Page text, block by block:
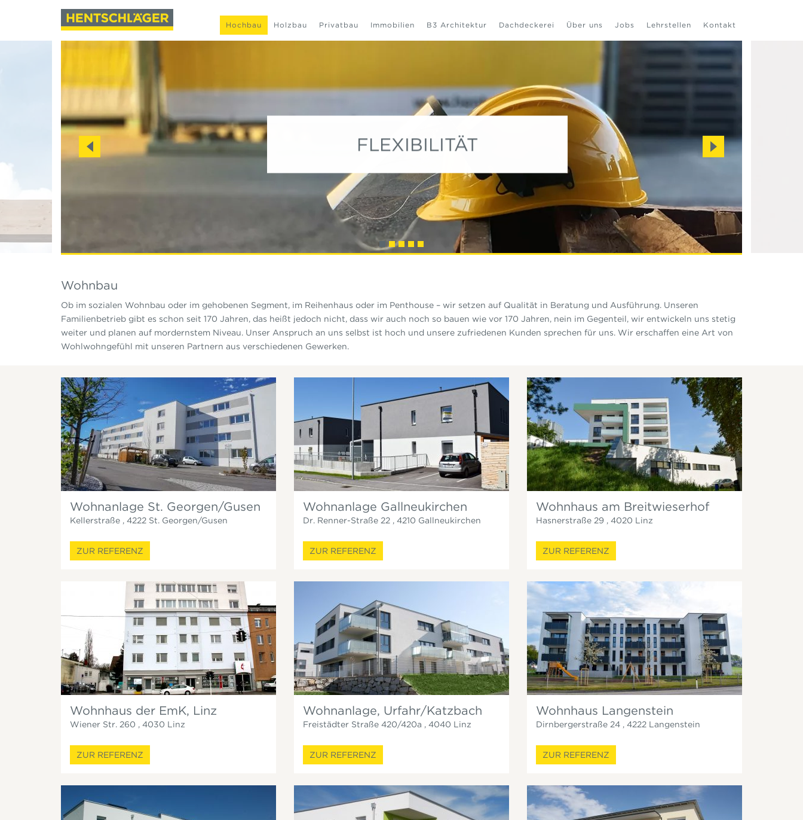
Hochbau Holzbau Privatbau Immobilien B3 Architektur Dachdeckerei Über uns Jobs Lehrstellen Kontakt
FLEXIBILITÄT
Wohnbau
Ob im sozialen Wohnbau oder im gehobenen Segment, im Reihenhaus oder im Penthouse – wir setzen auf Qualität in Beratung und Ausführung. Unseren
Familienbetrieb gibt es schon seit 170 Jahren, das heißt jedoch nicht, dass wir auch noch so bauen wie vor 170 Jahren, nein im Gegenteil, wir entwickeln uns stetig
weiter und planen auf mordernstem Niveau. Unser Anspruch an uns selbst ist hoch und unsere zufriedenen Kunden sprechen für uns. Wir erschaffen eine Art von
Wohlwohngefühl mit unseren Partnern aus verschiedenen Gewerken.
Wohnanlage St. Georgen/Gusen
Kellerstraße , 4222 St. Georgen/Gusen
ZUR REFERENZ
Wohnanlage Gallneukirchen
Dr. Renner-Straße 22 , 4210 Gallneukirchen
ZUR REFERENZ
Wohnhaus am Breitwieserhof
Hasnerstraße 29 , 4020 Linz
ZUR REFERENZ
Wohnhaus der EmK, Linz
Wiener Str. 260 , 4030 Linz
ZUR REFERENZ
Wohnanlage, Urfahr/Katzbach
Freistädter Straße 420/420a , 4040 Linz
ZUR REFERENZ
Wohnhaus Langenstein
Dirnbergerstraße 24 , 4222 Langenstein
ZUR REFERENZ